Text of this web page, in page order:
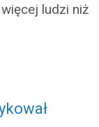
ludzi niż